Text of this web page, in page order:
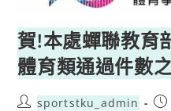
賀!本處蟬聯教育
體育類通過件數
sportstku_admin